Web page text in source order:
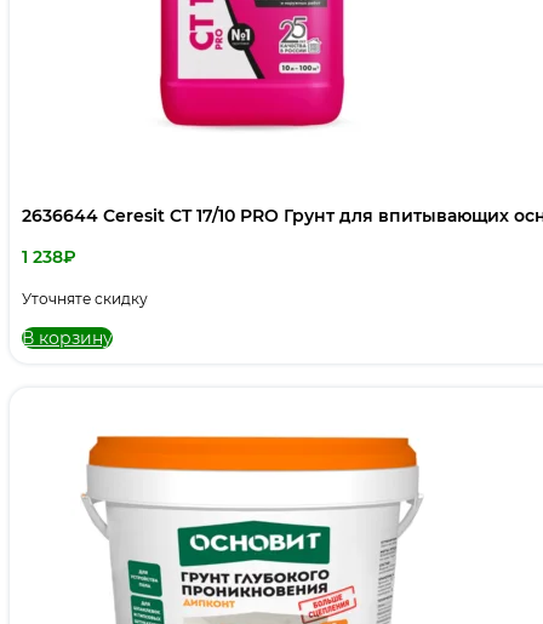
2636644 Ceresit CT 17/10 PRO Грунт для впитывающих
1 238₽
Уточняте скидку
В корзину